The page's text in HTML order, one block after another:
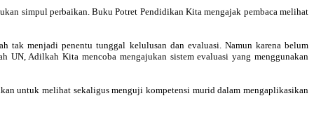
simpul perbaikan. Buku Potret Pendidikan Kita mengajak pembaca melihat
tak menjadi penentu tunggal kelulusan dan evaluasi. Namun karena belum
Adilkah Kita mencoba mengajukan sistem evaluasi yang menggunakan
untuk melihat sekaligus menguji kompetensi murid dalam mengaplikasikan